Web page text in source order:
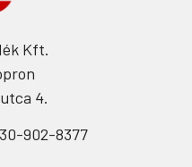
Kft.
4.
902-8377